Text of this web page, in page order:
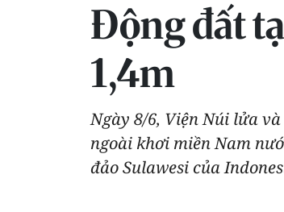
Động đất
1,4m
Ngày 8/6, Viện Núi lửa
ngoài khơi miền Nam
đảo Sulawesi của